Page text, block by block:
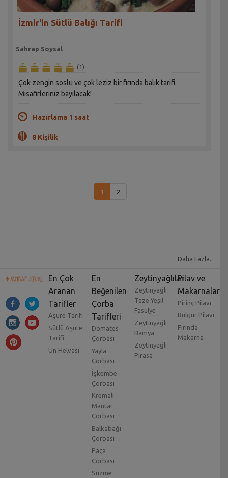
İzmir'in Sütlü Balığı Tarifi
Sahrap Soysal
(1)
Çok zengin soslu ve çok leziz bir fırında balık tarifi.
Misafirleriniz bayılacak!
Hazırlama 1 saat
8 Kişilik
1 2
Daha Fazla..
En Çok
Aranan
Tarifler
Aşure Tarifi
Sütlü Aşure
Tarifi
Un Helvası
En
Beğenilen
Çorba
Tarifleri
Domates
Çorbası
Yayla
Çorbası
İşkembe
Çorbası
Kremalı
Mantar
Çorbası
Balkabağı
Çorbası
Paça
Çorbası
Süzme
Zeytinyağlılar
Zeytinyağlı
Taze Yeşil
Fasulye
Zeytinyağlı
Bamya
Zeytinyağlı
Pırasa
Pilav ve
Makarnalar
Pirinç Pilavı
Bulgur Pilavı
Fırında
Makarna